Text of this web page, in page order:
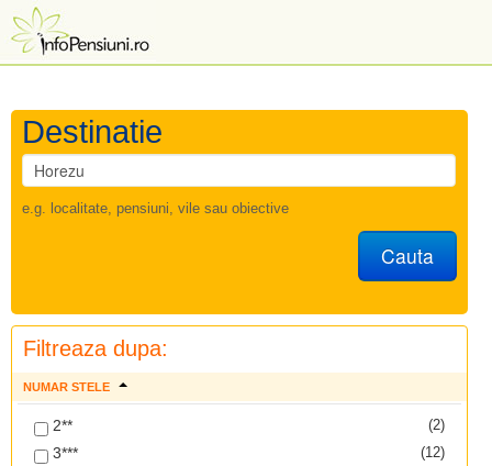
Destinatie
e.g. localitate, pensiuni, vile sau obiective
Cauta
Filtreaza dupa:
NUMAR STELE
(2)
2**
(12)
3***